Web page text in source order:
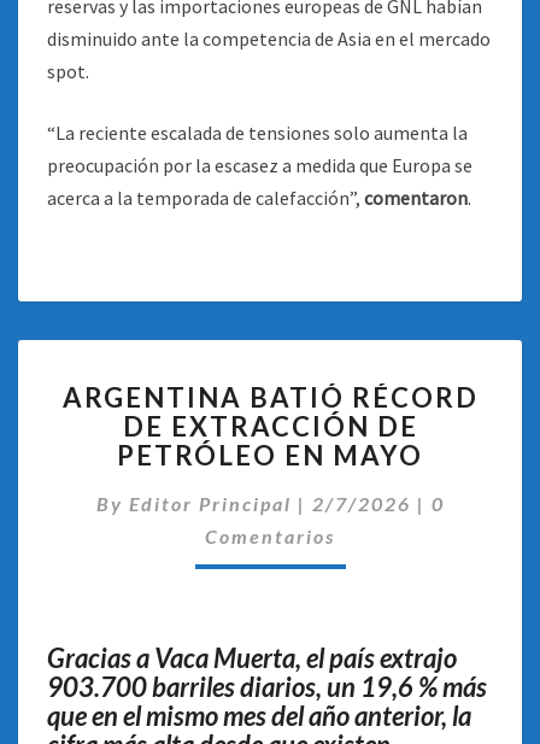
reservas y las importaciones europeas de GNL habían
disminuido ante la competencia de Asia en el mercado
spot.
“La reciente escalada de tensiones solo aumenta la
preocupación por la escasez a medida que Europa se
acerca a la temporada de calefacción”, comentaron.
BATIÓ
RÉCORD
DE
DE
PETRÓLEO
ARGENTINA BATIÓ RÉCORD
DE EXTRACCIÓN DE
PETRÓLEO EN MAYO
By Editor Principal | 2/7/2026 | 0
Comentarios
Gracias a Vaca Muerta, el país extrajo
903.700 barriles diarios, un 19,6 % más
que en el mismo mes del año anterior, la